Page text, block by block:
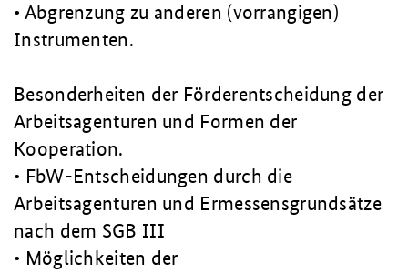
• Abgrenzung zu anderen (vorrangigen)
Instrumenten.
Besonderheiten der Förderentscheidung der
Arbeitsagenturen und Formen der
Kooperation.
• FbW-Entscheidungen durch die
Arbeitsagenturen und Ermessensgrundsätze
nach dem SGB III
• Möglichkeiten der